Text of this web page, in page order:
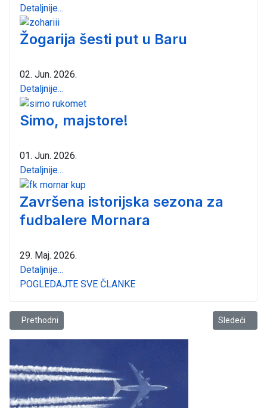
Detaljnije...
Žogarija šesti put u Baru
02. Jun. 2026.
Detaljnije...
Simo, majstore!
01. Jun. 2026.
Detaljnije...
Završena istorijska sezona za
fudbalere Mornara
29. Maj. 2026.
Detaljnije...
POGLEDAJTE SVE ČLANKE
Prethodni članak: Božo Janković & Judo Club Mornar
Prethodni Sledeći
Sledeći